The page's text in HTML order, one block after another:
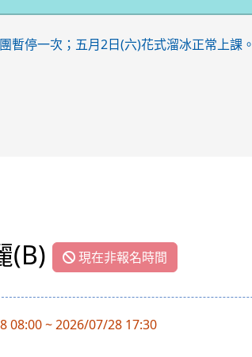
暫停一次；五月2日(六)花式溜冰正常上課。
(B) 現在非報名時間
08:00 ~ 2026/07/28 17:30